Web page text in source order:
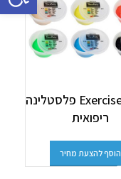
Exercise Putty פלסטלינה
ריפואית
הוסף להצעת מחיר